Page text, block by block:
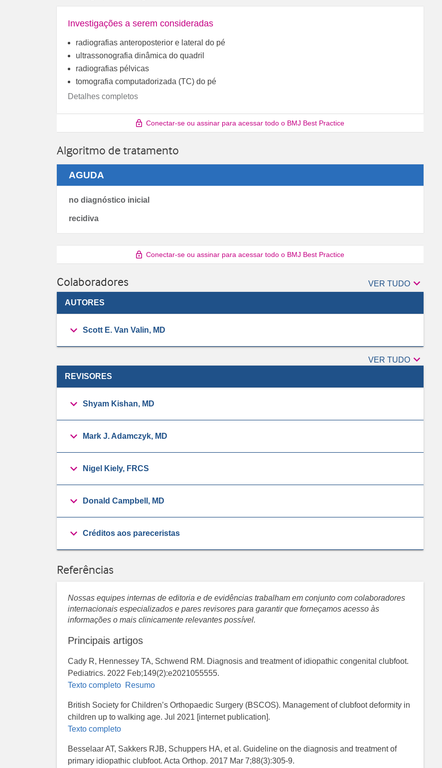
Investigações a serem consideradas
radiografias anteroposterior e lateral do pé
ultrassonografia dinâmica do quadril
radiografias pélvicas
tomografia computadorizada (TC) do pé
Detalhes completos
Conectar-se ou assinar para acessar todo o BMJ Best Practice
Algoritmo de tratamento
AGUDA
no diagnóstico inicial
recidiva
Conectar-se ou assinar para acessar todo o BMJ Best Practice
Colaboradores VER TUDOAutores

AUTORES
Scott E. Van Valin, MD
VER TUDORevisores

REVISORES
Shyam Kishan, MD
Mark J. Adamczyk, MD
Nigel Kiely, FRCS
Donald Campbell, MD
Créditos aos pareceristas
Referências
Nossas equipes internas de editoria e de evidências trabalham em conjunto com colaboradores
internacionais especializados e pares revisores para garantir que forneçamos acesso às
informações o mais clinicamente relevantes possível.
Principais artigos
Cady R, Hennessey TA, Schwend RM. Diagnosis and treatment of idiopathic congenital clubfoot.
Pediatrics. 2022 Feb;149(2):e2021055555.
Texto completo Resumo
British Society for Children’s Orthopaedic Surgery (BSCOS). Management of clubfoot deformity in
children up to walking age. Jul 2021 [internet publication].
Texto completo
Besselaar AT, Sakkers RJB, Schuppers HA, et al. Guideline on the diagnosis and treatment of
primary idiopathic clubfoot. Acta Orthop. 2017 Mar 7;88(3):305-9.